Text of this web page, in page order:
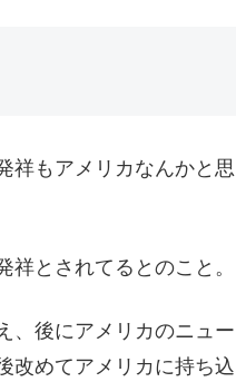
祥もアメリカなんかと思
とされてるとのこと。
、後にアメリカのニュー
改めてアメリカに持ち込